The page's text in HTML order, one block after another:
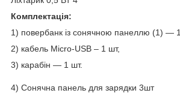
Комплектація:
1) повербанк із сонячною панеллю (1) —
2) кабель Micro-USB – 1 шт,
3) карабін — 1 шт.
4) Сонячна панель для зарядки 3шт